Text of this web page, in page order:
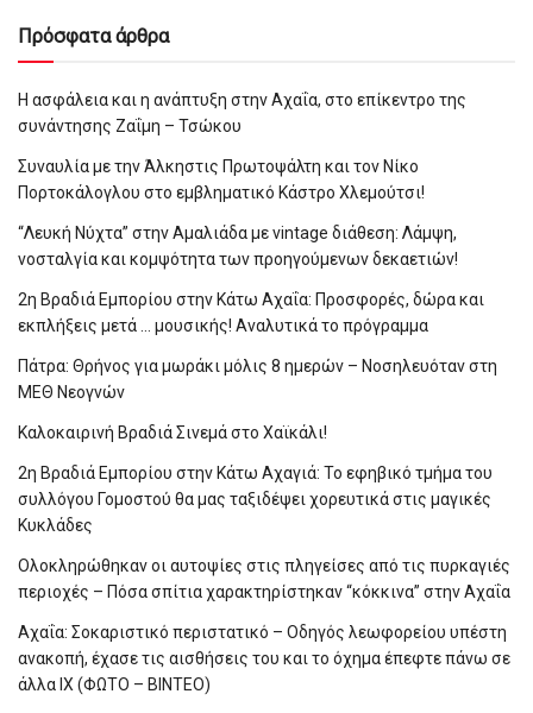
Πρόσφατα άρθρα
Η ασφάλεια και η ανάπτυξη στην Αχαΐα, στο επίκεντρο της
συνάντησης Ζαΐμη – Τσώκου
Συναυλία με την Άλκηστις Πρωτοψάλτη και τον Νίκο
Πορτοκάλογλου στο εμβληματικό Κάστρο Χλεμούτσι!
“Λευκή Νύχτα” στην Αμαλιάδα με vintage διάθεση: Λάμψη,
νοσταλγία και κομψότητα των προηγούμενων δεκαετιών!
2η Βραδιά Εμπορίου στην Κάτω Αχαΐα: Προσφορές, δώρα και
εκπλήξεις μετά … μουσικής! Αναλυτικά το πρόγραμμα
Πάτρα: Θρήνος για μωράκι μόλις 8 ημερών – Νοσηλευόταν στη
ΜΕΘ Νεογνών
Καλοκαιρινή Βραδιά Σινεμά στο Χαϊκάλι!
2η Βραδιά Εμπορίου στην Κάτω Αχαγιά: Το εφηβικό τμήμα του
συλλόγου Γομοστού θα μας ταξιδέψει χορευτικά στις μαγικές
Κυκλάδες
Ολοκληρώθηκαν οι αυτοψίες στις πληγείσες από τις πυρκαγιές
περιοχές – Πόσα σπίτια χαρακτηρίστηκαν “κόκκινα” στην Αχαΐα
Αχαΐα: Σοκαριστικό περιστατικό – Οδηγός λεωφορείου υπέστη
ανακοπή, έχασε τις αισθήσεις του και το όχημα έπεφτε πάνω σε
άλλα ΙΧ (ΦΩΤΟ – ΒΙΝΤΕΟ)